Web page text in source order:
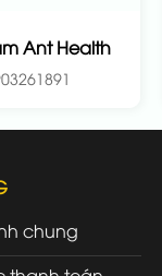
Ant Health
chung